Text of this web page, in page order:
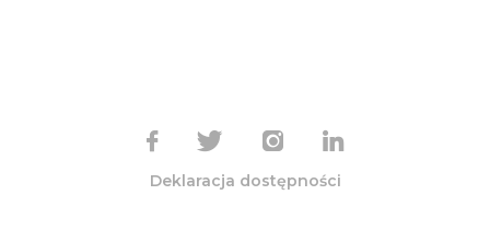
Deklaracja dostępności